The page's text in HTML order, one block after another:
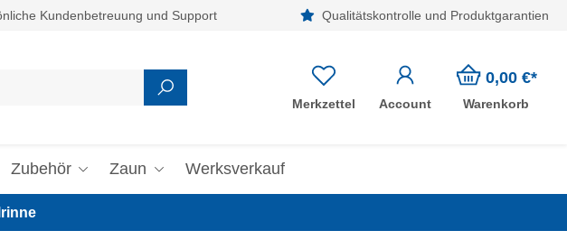
Kundenbetreuung und Support Qualitätskontrolle und Produktgarantien
Merkzettel Account
0,00 €*
Warenkorb
Zubehör Zaun Werksverkauf